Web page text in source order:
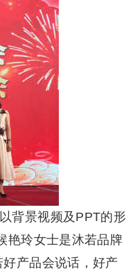
背景视频及PPT的形
艳玲女士是沐若品牌
产品会说话，好产